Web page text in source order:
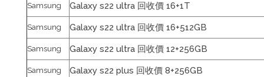
Samsung Galaxy s22 ultra 回收價 16+1T
Samsung Galaxy s22 ultra 回收價 16+512GB
Samsung Galaxy s22 ultra 回收價 12+256GB
Samsung Galaxy s22 plus 回收價 8+256GB